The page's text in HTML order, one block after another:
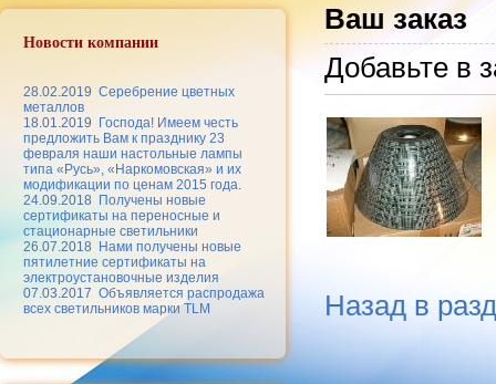
Новости компании
28.02.2019 Серебрение цветных
металлов
18.01.2019
Господа! Имеем честь
предложить Вам к празднику 23
февраля наши настольные лампы
типа «Русь», «Наркомовская» и их
модификации по ценам 2015 года.
24.09.2018
Получены новые
сертификаты на переносные и
стационарные светильники
26.07.2018
Нами получены новые
пятилетние сертификаты на
электроустановочные изделия
07.03.2017 Объявляется распродажа
всех светильников марки TLM
Ваш заказ
Добавьте в
Назад в